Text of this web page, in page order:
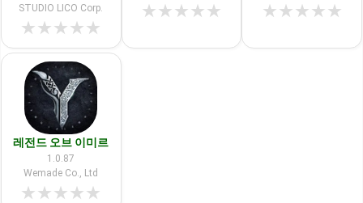
STUDIO LICO Corp.
★★★★★
★★★★★ ★★★★★
레전드 오브 이미르
1.0.87
Wemade Co., Ltd
★★★★★